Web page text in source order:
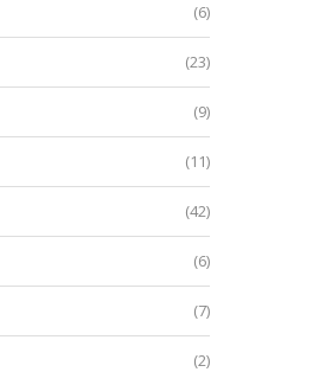
(6)
(23)
(9)
(11)
(42)
(6)
(7)
(2)